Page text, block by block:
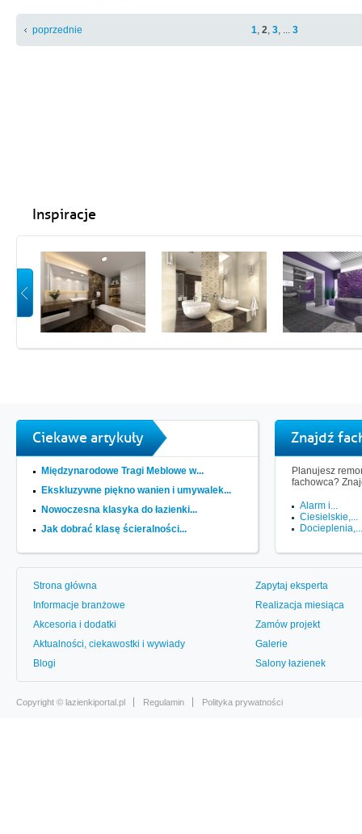
poprzednie 1, 2, 3, ... 3
Inspiracje
Ciekawe artykuły
Międzynarodowe Tragi Meblowe w...
Ekskluzywne piękno wanien i umywalek...
Nowoczesna klasyka do łazienki...
Jak dobrać klasę ścieralności...
Znajdź
Planujesz
fachowca?
Alarm i...
Ciesielskie,...
Docieplenia,...
Strona główna
Informacje branżowe
Akcesoria i dodatki
Aktualności, ciekawostki i wywiady
Blogi
Zapytaj eksperta
Realizacja miesiąca
Zamów projekt
Galerie
Salony łazienek
Copyright © lazienkiportal.pl Regulamin Polityka prywatności